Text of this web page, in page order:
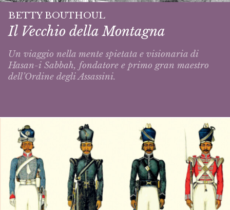
BETTY BOUTHOUL
Il Vecchio della Montagna
Un viaggio nella mente spietata e visionaria di
Hasan-i Sabbah, fondatore e primo gran maestro
dell’Ordine degli Assassini.